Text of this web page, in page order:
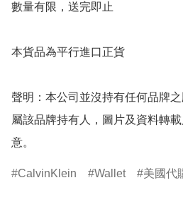
數量有限，送完即止
本貨品為平行進口正貨
聲明：本公司並沒持有任何品牌
屬該品牌持有人，圖片及資料轉
意。
CalvinKlein Wallet 美國代